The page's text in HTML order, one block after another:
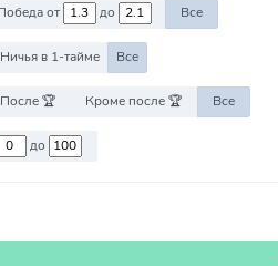
Победа от до Все
Ничья в 1-тайме Все
После 🏆 Кроме после 🏆 Все
до